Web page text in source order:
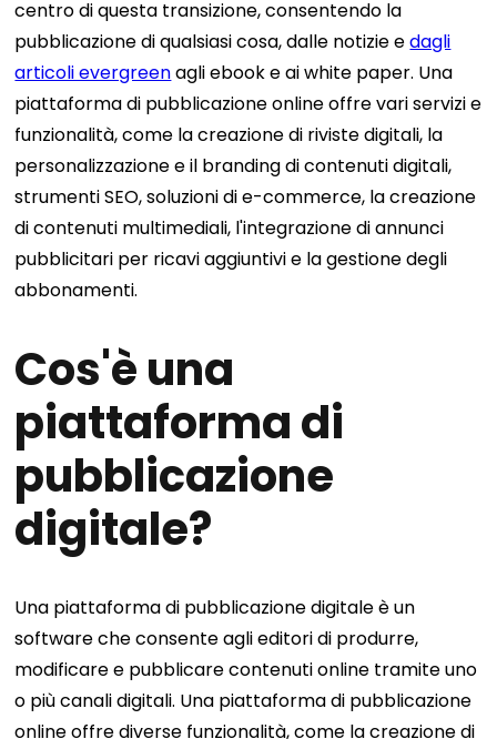
centro di questa transizione, consentendo la
pubblicazione di qualsiasi cosa, dalle notizie edagli
articoli evergreenagli ebook e ai white paper. Una
piattaforma di pubblicazione online offre vari servizi e
funzionalità, come la creazione di riviste digitali, la
personalizzazione e il branding di contenuti digitali,
strumenti SEO, soluzioni di e-commerce, la creazione
di contenuti multimediali, l'integrazione di annunci
pubblicitari per ricavi aggiuntivi e la gestione degli
abbonamenti.
Cos'è una
piattaforma di
pubblicazione
digitale?
Una piattaforma di pubblicazione digitale è un
software che consente agli editori di produrre,
modificare e pubblicare contenuti online tramite uno
o più canali digitali. Una piattaforma di pubblicazione
online offre diverse funzionalità, come la creazione di